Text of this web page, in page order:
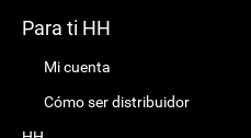
Para ti HH
Mi cuenta
Cómo ser distribuidor